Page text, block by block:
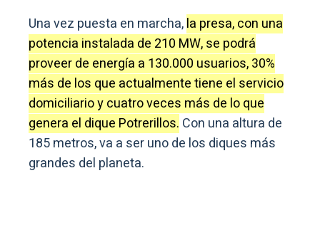
Una vez puesta en marcha,la presa, con una
potencia instalada de 210 MW, se podrá
proveer de energía a 130.000 usuarios, 30%
más de los que actualmente tiene el servicio
domiciliario y cuatro veces más de lo que
genera el dique Potrerillos. Con una altura de
185 metros, va a ser uno de los diques más
grandes del planeta.